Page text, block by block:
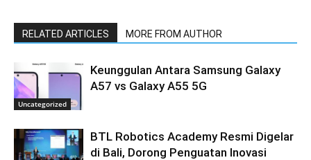
RELATED ARTICLES MORE FROM AUTHOR
Uncategorized
Keunggulan Antara Samsung Galaxy
A57 vs Galaxy A55 5G
BTL Robotics Academy Resmi Digelar
di Bali, Dorong Penguatan Inovasi